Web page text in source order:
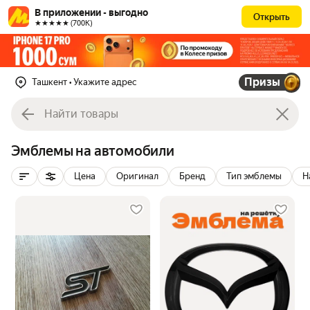
В приложении - выгодно
★★★★★ (700К)
Открыть
Ташкент • Укажите адрес Призы
Эмблемы на автомобили
Цена Оригинал Бренд Тип эмблемы